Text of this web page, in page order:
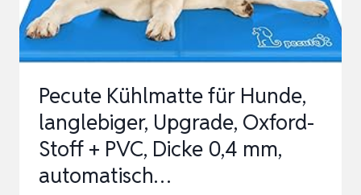
Pecute Kühlmatte für Hunde,
langlebiger, Upgrade, Oxford-
Stoff + PVC, Dicke 0,4 mm,
automatisch…